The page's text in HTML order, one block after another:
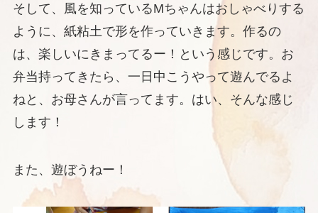
そして、風を知っているMちゃんはおしゃべりする
ように、紙粘土で形を作っていきます。作るの
は、楽しいにきまってるー！という感じです。お
弁当持ってきたら、一日中こうやって遊んでるよ
ねと、お母さんが言ってます。はい、そんな感じ
します！
また、遊ぼうねー！